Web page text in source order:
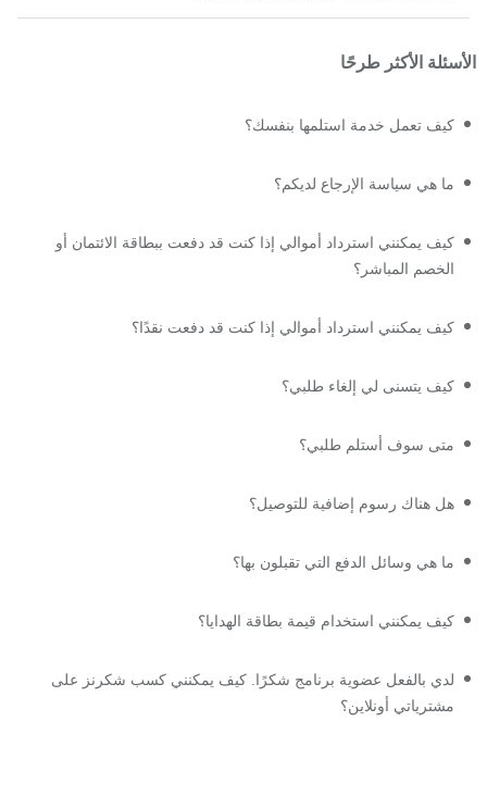
الأسئلة الأكثر طرحًا
كيف تعمل خدمة استلمها بنفسك؟
ما هي سياسة الإرجاع لديكم؟
كيف يمكنني استرداد أموالي إذا كنت قد دفعت ببطاقة الائتمان أو
الخصم المباشر؟
كيف يمكنني استرداد أموالي إذا كنت قد دفعت نقدًا؟
كيف يتسنى لي إلغاء طلبي؟
متى سوف أستلم طلبي؟
هل هناك رسوم إضافية للتوصيل؟
ما هي وسائل الدفع التي تقبلون بها؟
كيف يمكنني استخدام قيمة بطاقة الهدايا؟
لدي بالفعل عضوية برنامج شكرًا. كيف يمكنني كسب شكرنز على
مشترياتي أونلاين؟